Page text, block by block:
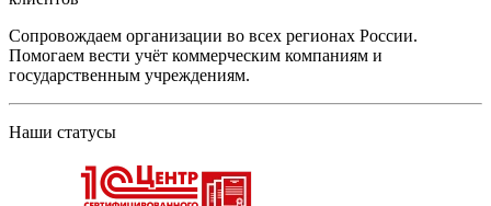
Сопровождаем организации во всех регионах России.
Помогаем вести учёт коммерческим компаниям и
государственным учреждениям.
Наши статусы